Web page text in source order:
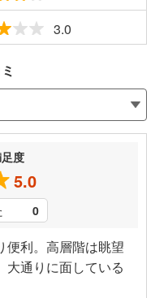
3.0
度
5.0
0
便利。高層階は眺望
大通りに面している